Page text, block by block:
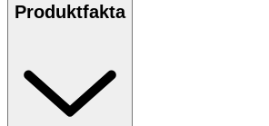
Produktfakta